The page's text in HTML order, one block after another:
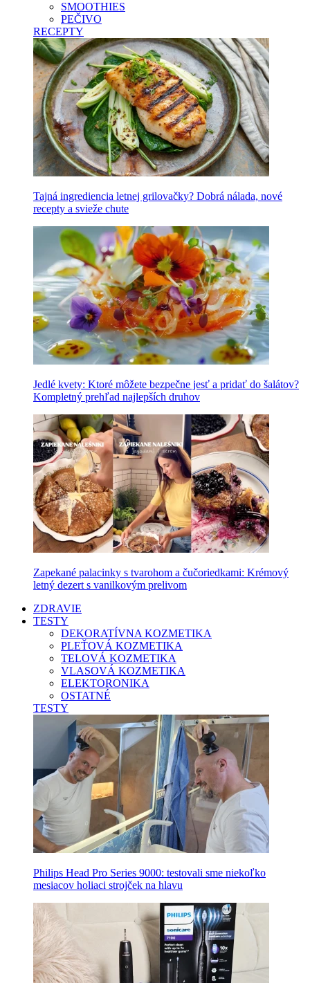
SMOOTHIES
PEČIVO
RECEPTY
Tajná ingrediencia letnej grilovačky? Dobrá nálada, nové
recepty a svieže chute
Jedlé kvety: Ktoré môžete bezpečne jesť a pridať do šalátov?
Kompletný prehľad najlepších druhov
Zapekané palacinky s tvarohom a čučoriedkami: Krémový
letný dezert s vanilkovým prelivom
ZDRAVIE
TESTY
DEKORATÍVNA KOZMETIKA
PLEŤOVÁ KOZMETIKA
TELOVÁ KOZMETIKA
VLASOVÁ KOZMETIKA
ELEKTORONIKA
OSTATNÉ
TESTY
Philips Head Pro Series 9000: testovali sme niekoľko
mesiacov holiaci strojček na hlavu